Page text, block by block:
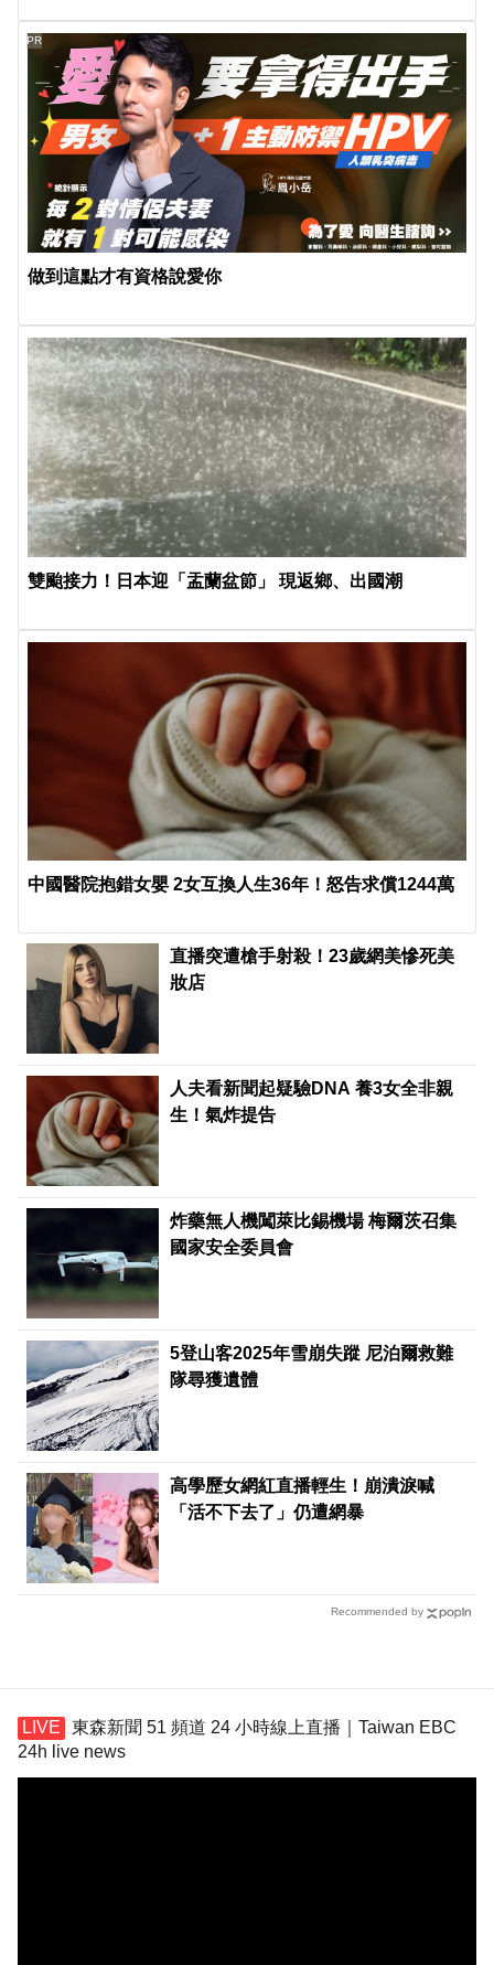
做到這點才有資格說愛你
PR
雙颱接力！日本迎「盂蘭盆節」 現返鄉、出國潮
中國醫院抱錯女嬰 2女互換人生36年！怒告求償1244萬
直播突遭槍手射殺！23歲網美慘死美
妝店
人夫看新聞起疑驗DNA 養3女全非親
生！氣炸提告
炸藥無人機闖萊比錫機場 梅爾茨召集
國家安全委員會
5登山客2025年雪崩失蹤 尼泊爾救難
隊尋獲遺體
高學歷女網紅直播輕生！崩潰淚喊
「活不下去了」仍遭網暴
Recommended by
東森新聞 51 頻道 24 小時線上直播｜Taiwan EBC
24h live news